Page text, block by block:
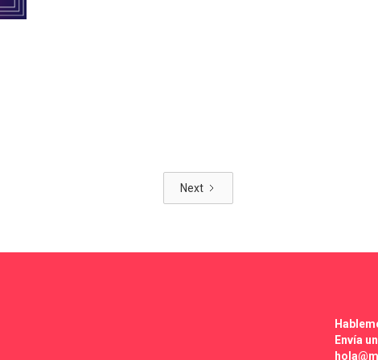
Next
Envía